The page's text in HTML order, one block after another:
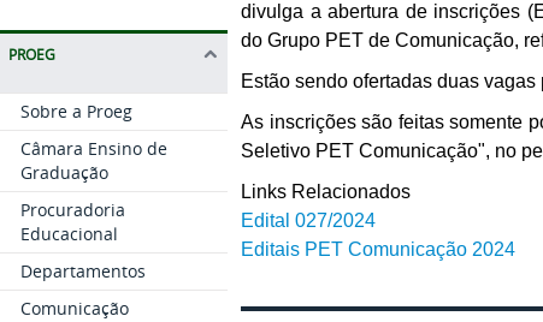
PROEG
Sobre a Proeg
Câmara Ensino de
Graduação
Procuradoria
Educacional
Departamentos
Comunicação
divulga a abertura de inscrições
do Grupo PET de Comunicação,
Estão sendo ofertadas duas
As inscrições são feitas somente
Seletivo PET Comunicação", no
Links Relacionados
Edital 027/2024
Editais PET Comunicação 2024